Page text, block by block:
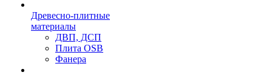
Древесно-плитные
материалы
ДВП, ДСП
Плита OSB
Фанера